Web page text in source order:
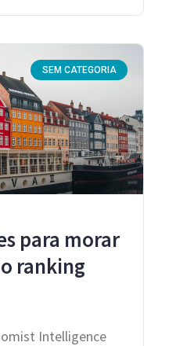
SEM CATEGORIA
para morar
ranking
Intelligence